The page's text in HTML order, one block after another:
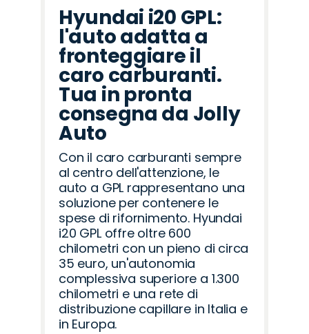
Hyundai i20 GPL:
l'auto adatta a
fronteggiare il
caro carburanti.
Tua in pronta
consegna da Jolly
Auto
Con il caro carburanti sempre
al centro dell'attenzione, le
auto a GPL rappresentano una
soluzione per contenere le
spese di rifornimento. Hyundai
i20 GPL offre oltre 600
chilometri con un pieno di circa
35 euro, un'autonomia
complessiva superiore a 1.300
chilometri e una rete di
distribuzione capillare in Italia e
in Europa.